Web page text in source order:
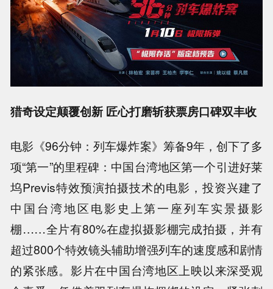
猎奇设定颠覆创新 匠心打磨斩获票房口碑双丰收
电影《96分钟：列车爆炸案》筹备9年，创下了多
项“第一”的里程碑：中国台湾地区第一个引进好莱
坞Previs特效预演拍摄技术的电影，投资兴建了
中国台湾地区电影史上第一座列车实景摄影
棚……全片有80%在虚拟摄影棚完成拍摄，并有
超过800个特效镜头辅助增强列车的速度感和剧情
的紧张感。影片在中国台湾地区上映以来深受观